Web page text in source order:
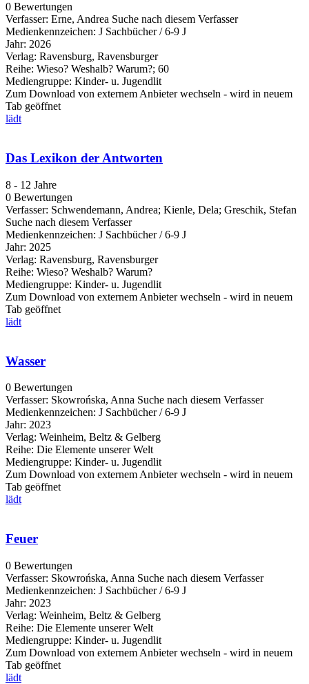
0 Bewertungen
Verfasser: Erne, Andrea Suche nach diesem Verfasser
Medienkennzeichen: J Sachbücher / 6-9 J
Jahr: 2026
Verlag: Ravensburg, Ravensburger
Reihe: Wieso? Weshalb? Warum?; 60
Mediengruppe: Kinder- u. Jugendlit
Zum Download von externem Anbieter wechseln - wird in neuem
Tab geöffnet
lädt
Das Lexikon der Antworten
8 - 12 Jahre
0 Bewertungen
Verfasser: Schwendemann, Andrea; Kienle, Dela; Greschik, Stefan
Suche nach diesem Verfasser
Medienkennzeichen: J Sachbücher / 6-9 J
Jahr: 2025
Verlag: Ravensburg, Ravensburger
Reihe: Wieso? Weshalb? Warum?
Mediengruppe: Kinder- u. Jugendlit
Zum Download von externem Anbieter wechseln - wird in neuem
Tab geöffnet
lädt
Wasser
0 Bewertungen
Verfasser: Skowrońska, Anna Suche nach diesem Verfasser
Medienkennzeichen: J Sachbücher / 6-9 J
Jahr: 2023
Verlag: Weinheim, Beltz & Gelberg
Reihe: Die Elemente unserer Welt
Mediengruppe: Kinder- u. Jugendlit
Zum Download von externem Anbieter wechseln - wird in neuem
Tab geöffnet
lädt
Feuer
0 Bewertungen
Verfasser: Skowrońska, Anna Suche nach diesem Verfasser
Medienkennzeichen: J Sachbücher / 6-9 J
Jahr: 2023
Verlag: Weinheim, Beltz & Gelberg
Reihe: Die Elemente unserer Welt
Mediengruppe: Kinder- u. Jugendlit
Zum Download von externem Anbieter wechseln - wird in neuem
Tab geöffnet
lädt